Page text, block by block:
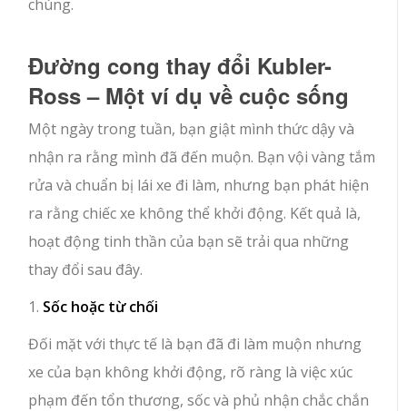
chúng.
Đường cong thay đổi Kubler-
Ross – Một ví dụ về cuộc sống
Một ngày trong tuần, bạn giật mình thức dậy và
nhận ra rằng mình đã đến muộn. Bạn vội vàng tắm
rửa và chuẩn bị lái xe đi làm, nhưng bạn phát hiện
ra rằng chiếc xe không thể khởi động. Kết quả là,
hoạt động tinh thần của bạn sẽ trải qua những
thay đổi sau đây.
1. Sốc hoặc từ chối
Đối mặt với thực tế là bạn đã đi làm muộn nhưng
xe của bạn không khởi động, rõ ràng là việc xúc
phạm đến tổn thương, sốc và phủ nhận chắc chắn